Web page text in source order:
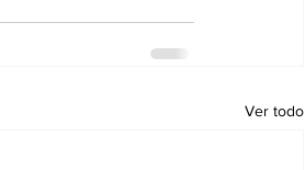
Ver todo